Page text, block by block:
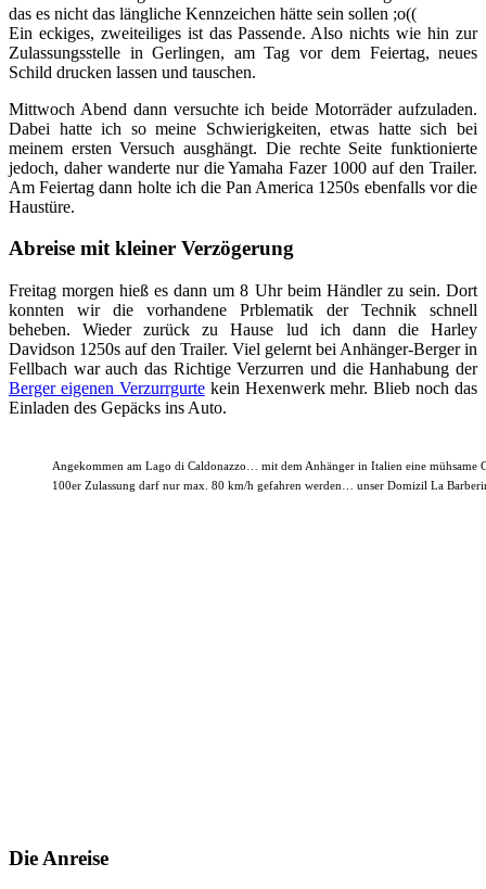
das es nicht das längliche Kennzeichen hätte sein sollen ;o((
Ein eckiges, zweiteiliges ist das Passende. Also nichts wie hin zur
Zulassungsstelle in Gerlingen, am Tag vor dem Feiertag, neues
Schild drucken lassen und tauschen.
Mittwoch Abend dann versuchte ich beide Motorräder aufzuladen.
Dabei hatte ich so meine Schwierigkeiten, etwas hatte sich bei
meinem ersten Versuch ausghängt. Die rechte Seite funktionierte
jedoch, daher wanderte nur die Yamaha Fazer 1000 auf den Trailer.
Am Feiertag dann holte ich die Pan America 1250s ebenfalls vor die
Haustüre.
Abreise mit kleiner Verzögerung
Freitag morgen hieß es dann um 8 Uhr beim Händler zu sein. Dort
konnten wir die vorhandene Prblematik der Technik schnell
beheben. Wieder zurück zu Hause lud ich dann die Harley
Davidson 1250s auf den Trailer. Viel gelernt bei Anhänger-Berger in
Fellbach war auch das Richtige Verzurren und die Hanhabung der
Berger eigenen Verzurrgurtekein Hexenwerk mehr. Blieb noch das
Einladen des Gepäcks ins Auto.
Angekommen am Lago di Caldonazzo… mit dem Anhänger in Italien eine mühsame
100er Zulassung darf nur max. 80 km/h gefahren werden… unser Domizil La
Die Anreise